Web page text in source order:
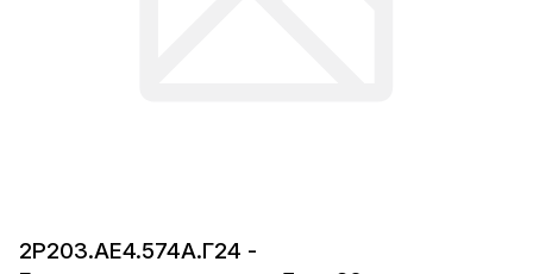
2Р203.АЕ4.574А.Г24 -